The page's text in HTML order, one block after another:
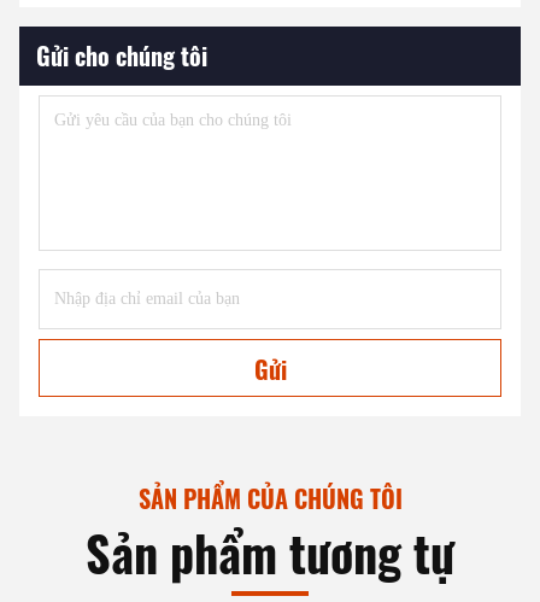
Gửi cho chúng tôi
Gửi
SẢN PHẨM CỦA CHÚNG TÔI
Sản phẩm tương tự